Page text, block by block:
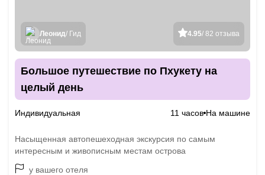
4.95/ 82 отзыва
Леонид/ Гид
Большое путешествие по Пхукету на
целый день
Индивидуальная 11 часов На машине
Насыщенная автопешеходная экскурсия по самым
интересным и живописным местам острова
у вашего отеля